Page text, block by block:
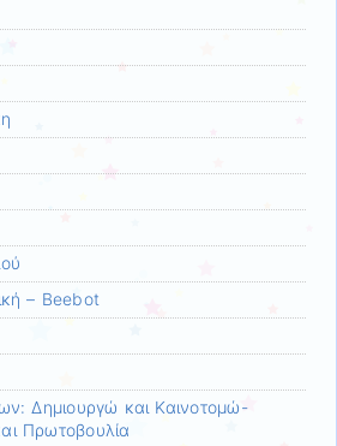
– Beebot
Δημιουργώ και Καινοτομώ-
Πρωτοβουλία